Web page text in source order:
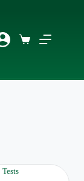
Tests